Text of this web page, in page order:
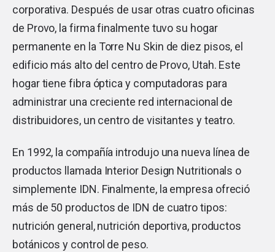
corporativa. Después de usar otras cuatro oficinas
de Provo, la firma finalmente tuvo su hogar
permanente en la Torre Nu Skin de diez pisos, el
edificio más alto del centro de Provo, Utah. Este
hogar tiene fibra óptica y computadoras para
administrar una creciente red internacional de
distribuidores, un centro de visitantes y teatro.
En 1992, la compañía introdujo una nueva línea de
productos llamada Interior Design Nutritionals o
simplemente IDN. Finalmente, la empresa ofreció
más de 50 productos de IDN de cuatro tipos:
nutrición general, nutrición deportiva, productos
botánicos y control de peso.